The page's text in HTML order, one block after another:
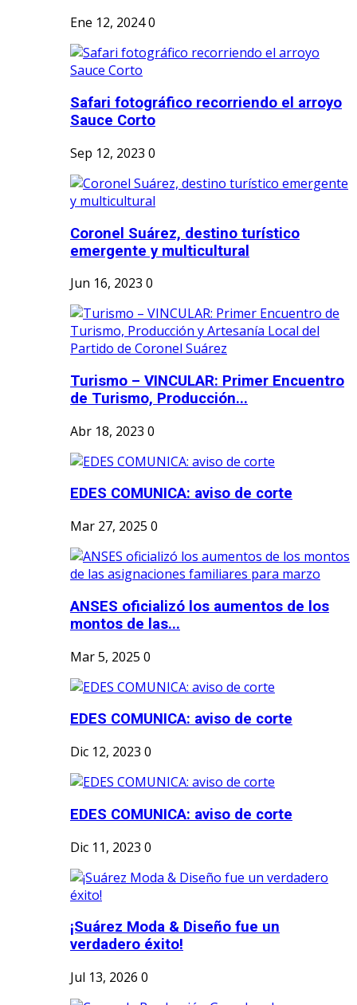
Ene 12, 20240
Safari fotográfico recorriendo el arroyo
Sauce Corto
Sep 12, 2023 0
Coronel Suárez, destino turístico
emergente y multicultural
Jun 16, 2023 0
Turismo – VINCULAR: Primer Encuentro
de Turismo, Producción...
Abr 18, 2023 0
EDES COMUNICA: aviso de corte
Mar 27, 2025 0
ANSES oficializó los aumentos de los
montos de las...
Mar 5, 2025 0
EDES COMUNICA: aviso de corte
Dic 12, 2023 0
EDES COMUNICA: aviso de corte
Dic 11, 2023 0
¡Suárez Moda & Diseño fue un
verdadero éxito!
Jul 13, 2026 0